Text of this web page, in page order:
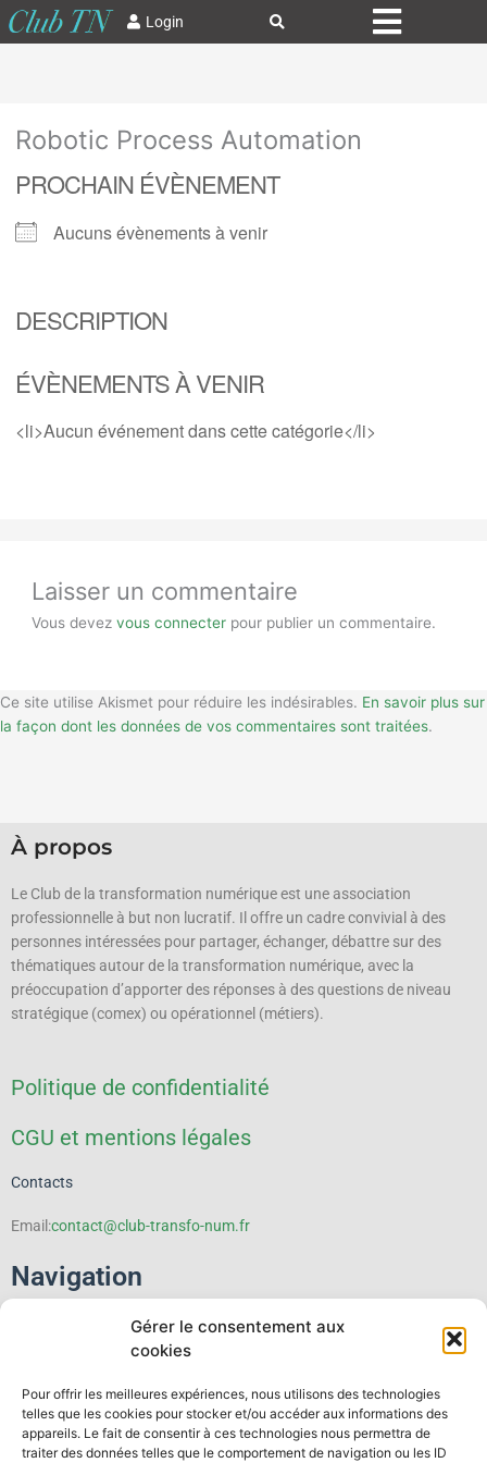
Gérer le consentement aux
cookies
Pour offrir les meilleures expériences, nous utilisons des technologies
telles que les cookies pour stocker et/ou accéder aux informations des
appareils. Le fait de consentir à ces technologies nous permettra de
traiter des données telles que le comportement de navigation ou les ID
Login
Robotic Process Automation
PROCHAIN ÉVÈNEMENT
Aucuns évènements à venir
DESCRIPTION
ÉVÈNEMENTS À VENIR
<li>Aucun événement dans cette catégorie</li>
Laisser un commentaire
Vous devezvous connecter pour publier un commentaire.
Ce site utilise Akismet pour réduire les indésirables. En savoir plus sur
la façon dont les données de vos commentaires sont traitées.
À propos
Le Club de la transformation numérique est une association
professionnelle à but non lucratif. Il offre un cadre convivial à des
personnes intéressées pour partager, échanger, débattre sur des
thématiques autour de la transformation numérique, avec la
préoccupation d’apporter des réponses à des questions de niveau
stratégique (comex) ou opérationnel (métiers).
Politique de confidentialité
CGU et mentions légales
Contacts
Email:contact@club-transfo-num.fr
Navigation
Événements
Thematiques